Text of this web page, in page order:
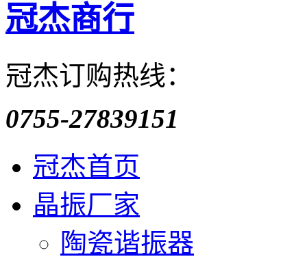
冠杰商行
冠杰订购热线：
0755-27839151
冠杰首页
晶振厂家
陶瓷谐振器